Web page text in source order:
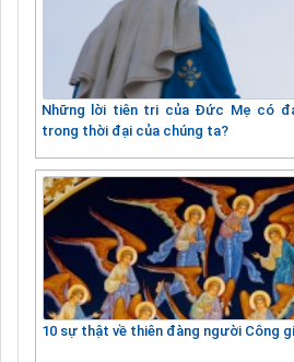
Những lời tiên tri của Đức Mẹ có
trong thời đại của chúng ta?
10 sự thật về thiên đàng người Công